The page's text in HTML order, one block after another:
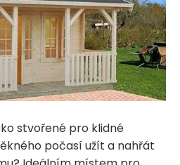
stvořené pro klidné
počasí užít a nahřát